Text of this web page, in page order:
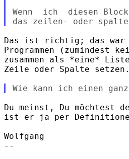
Wenn  ich  diesen
Das ist richtig; das war
Programmen (zumindest
zusammen als *eine*
Zeile oder Spalte setzen.
Du meinst, Du möchtest
ist er ja per
Wolfgang
--